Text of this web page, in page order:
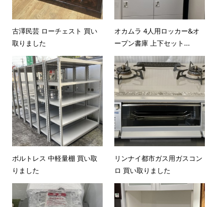
古澤民芸 ローチェスト 買い
取りました
オカムラ 4人用ロッカー&オ
ープン書庫 上下セット...
ボルトレス 中軽量棚 買い取
りました
リンナイ都市ガス用ガスコン
ロ 買い取りました